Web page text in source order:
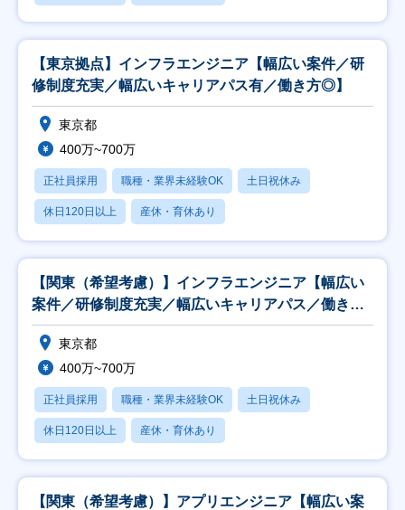
【東京拠点】インフラエンジニア【幅広い案件／研
修制度充実／幅広いキャリアパス有／働き方◎】
東京都
400万~700万
正社員採用 職種・業界未経験OK 土日祝休み
休日120日以上 産休・育休あり
【関東（希望考慮）】インフラエンジニア【幅広い
案件／研修制度充実／幅広いキャリアパス／働き方
◎】
東京都
400万~700万
正社員採用 職種・業界未経験OK 土日祝休み
休日120日以上 産休・育休あり
【関東（希望考慮）】アプリエンジニア【幅広い案